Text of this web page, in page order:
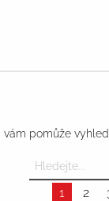
vám pomůže
1 2